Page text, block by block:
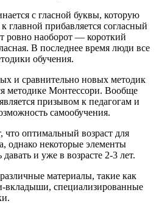
с гласной буквы, которую
главной прибавляется согласный
ровно наоборот — короткий
В последнее время люди все
обучения.
и сравнительно новых методик
методике Монтессори. Вообще
призывом к педагогам и
самообучения.
оптимальный возраст для
однако некоторые элементы
и уже в возрасте 2-3 лет.
материалы, такие как
вкладыши, специализированные